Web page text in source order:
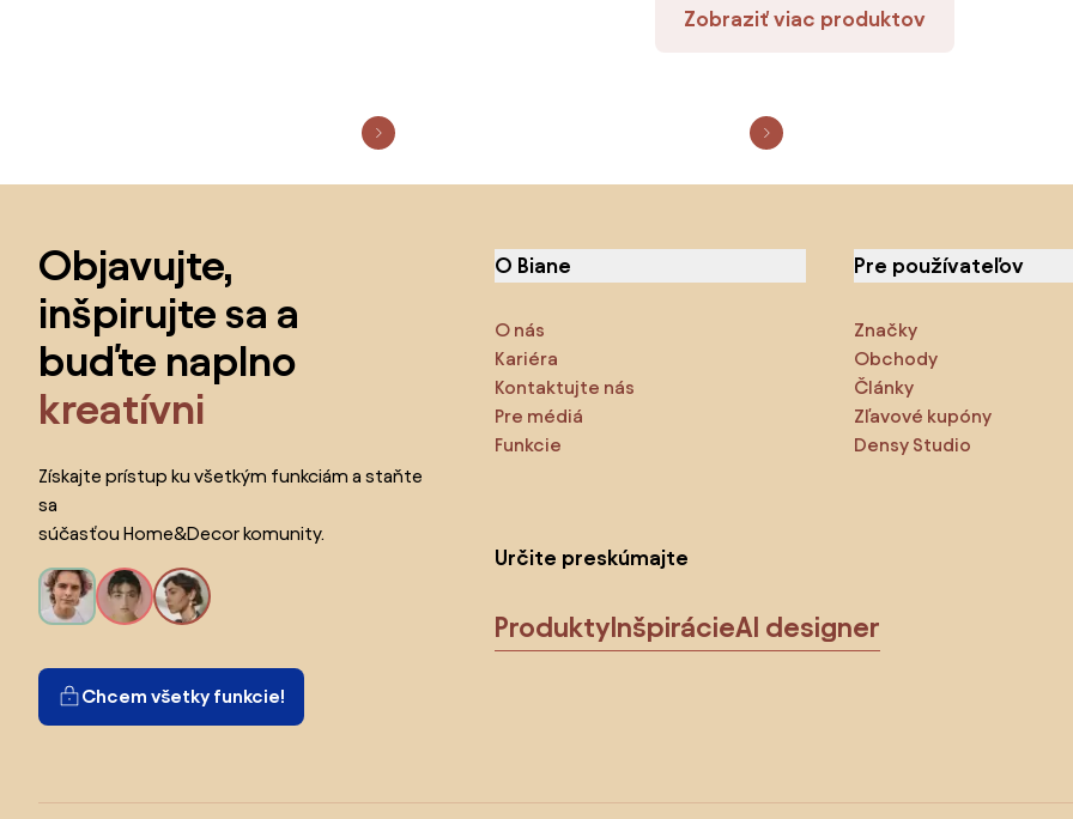
Zobraziť viac produktov
Objavujte,
inšpirujte sa a
buďte naplno
kreatívni
Získajte prístup ku všetkým funkciám a staňte
sa
súčasťou Home&Decor komunity.
Chcem všetky funkcie!
O Biane
O nás
Kariéra
Kontaktujte nás
Pre médiá
Funkcie
Pre používateľov
Značky
Obchody
Články
Zľavové kupóny
Densy Studio
Určite preskúmajte
ProduktyInšpirácieAI designer